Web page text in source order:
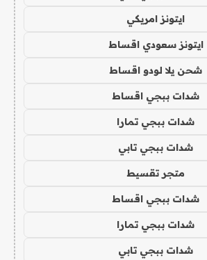
ايتونز امريكي
ايتونز سعودي اقساط
شحن يلا لودو اقساط
شدات ببجي اقساط
شدات ببجي تمارا
شدات ببجي تابي
متجر تقسيط
شدات ببجي اقساط
شدات ببجي تمارا
شدات ببجي تابي